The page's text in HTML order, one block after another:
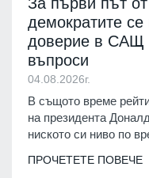
демократите
доверие в САЩ
въпроси
04.08.2026г.
В същото време
на президента
ниското си ниво по
ПРОЧЕТЕТЕ ПОВЕЧЕ